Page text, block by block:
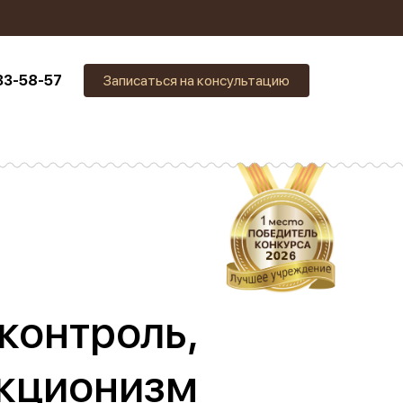
58-57 Записаться на консультацию